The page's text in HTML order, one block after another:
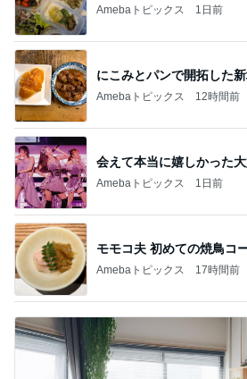
Amebaトピックス 1日前
にこみとパンで開拓した
Amebaトピックス 12時間前
会えて本当に嬉しかった
Amebaトピックス 1日前
モモコ夫 初めての焼鳥コ
Amebaトピックス 17時間前